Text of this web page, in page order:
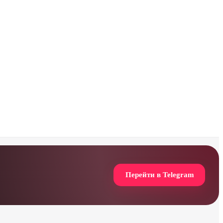
Перейти в Telegram